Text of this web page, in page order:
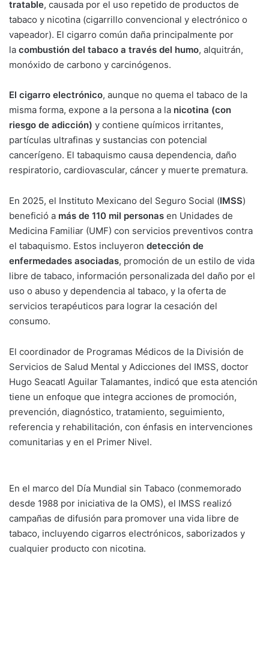
tratable, causada por el uso repetido de productos de
tabaco y nicotina (cigarrillo convencional y electrónico o
vapeador). El cigarro común daña principalmente por
la combustión del tabaco a través del humo, alquitrán,
monóxido de carbono y carcinógenos.
El cigarro electrónico, aunque no quema el tabaco de la
misma forma, expone a la persona a la nicotina (con
riesgo de adicción) y contiene químicos irritantes,
partículas ultrafinas y sustancias con potencial
cancerígeno. El tabaquismo causa dependencia, daño
respiratorio, cardiovascular, cáncer y muerte prematura.
En 2025, el Instituto Mexicano del Seguro Social (IMSS)
benefició a más de 110 mil personas en Unidades de
Medicina Familiar (UMF) con servicios preventivos contra
el tabaquismo. Estos incluyeron detección de
enfermedades asociadas, promoción de un estilo de vida
libre de tabaco, información personalizada del daño por el
uso o abuso y dependencia al tabaco, y la oferta de
servicios terapéuticos para lograr la cesación del
consumo.
El coordinador de Programas Médicos de la División de
Servicios de Salud Mental y Adicciones del IMSS, doctor
Hugo Seacatl Aguilar Talamantes, indicó que esta atención
tiene un enfoque que integra acciones de promoción,
prevención, diagnóstico, tratamiento, seguimiento,
referencia y rehabilitación, con énfasis en intervenciones
comunitarias y en el Primer Nivel.
En el marco del Día Mundial sin Tabaco (conmemorado
desde 1988 por iniciativa de la OMS), el IMSS realizó
campañas de difusión para promover una vida libre de
tabaco, incluyendo cigarros electrónicos, saborizados y
cualquier producto con nicotina.